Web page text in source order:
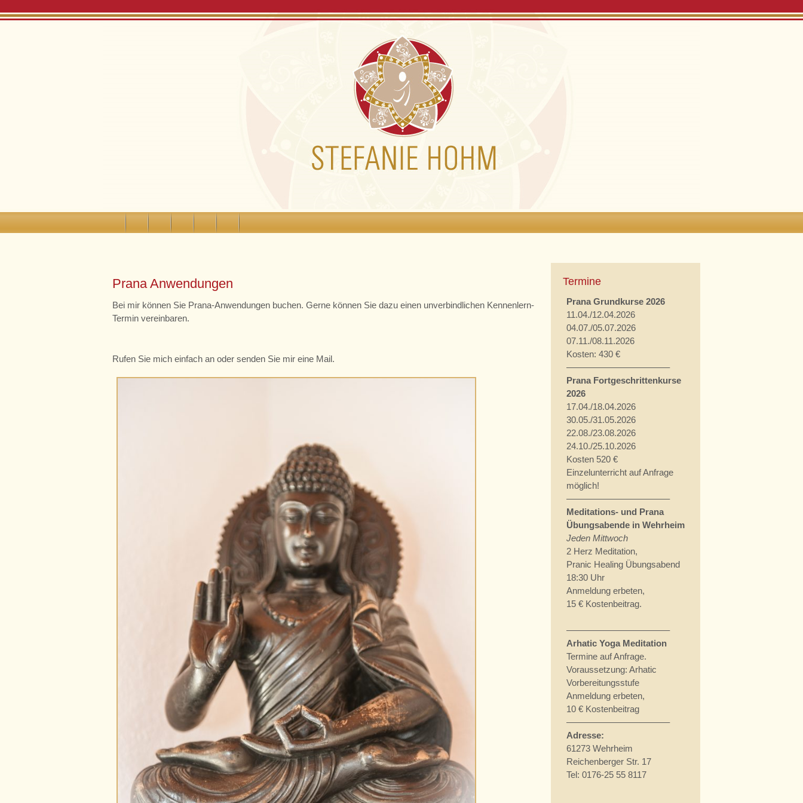
Prana Anwendungen
Bei mir können Sie Prana-Anwendungen buchen. Gerne können Sie dazu einen unverbindlichen Kennenlern-
Termin vereinbaren.
Rufen Sie mich einfach an oder senden Sie mir eine Mail.
Termine
Prana Grundkurse 2026
11.04./12.04.2026
04.07./05.07.2026
07.11./08.11.2026
Kosten: 430 €
———————————–
Prana Fortgeschrittenkurse
2026
17.04./18.04.2026
30.05./31.05.2026
22.08./23.08.2026
24.10./25.10.2026
Kosten 520 €
Einzelunterricht auf Anfrage
möglich!
———————————–
Meditations- und Prana
Übungsabende in Wehrheim
Jeden Mittwoch
2 Herz Meditation,
Pranic Healing Übungsabend
18:30 Uhr
Anmeldung erbeten,
15 € Kostenbeitrag.
———————————–
Arhatic Yoga Meditation
Termine auf Anfrage.
Voraussetzung: Arhatic
Vorbereitungsstufe
Anmeldung erbeten,
10 € Kostenbeitrag
———————————–
Adresse:
61273 Wehrheim
Reichenberger Str. 17
Tel: 0176-25 55 8117